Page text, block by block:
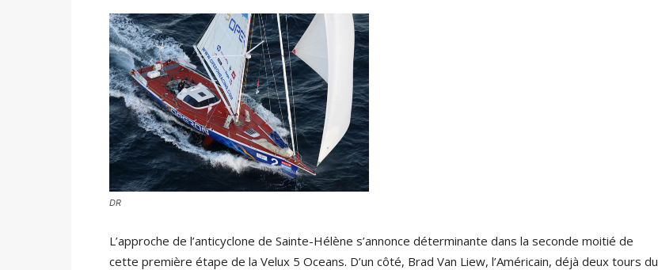
DR
L’approche de l’anticyclone de Sainte-Hélène s’annonce déterminante dans la seconde moitié de
cette première étape de la Velux 5 Oceans. D’un côté, Brad Van Liew, l’Américain, déjà deux tours du